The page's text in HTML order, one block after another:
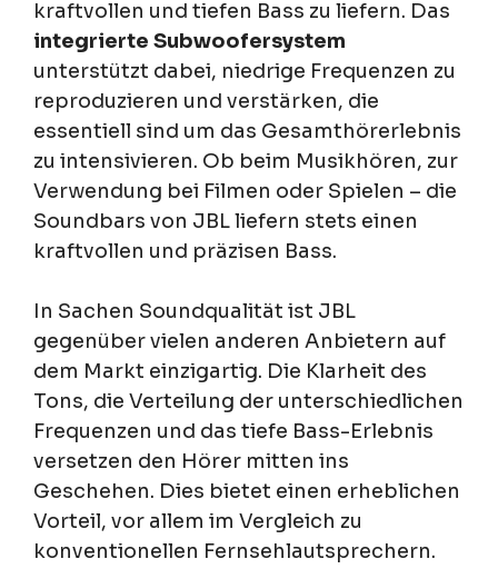
kraftvollen und tiefen Bass zu liefern. Das
integrierte Subwoofersystem
unterstützt dabei, niedrige Frequenzen zu
reproduzieren und verstärken, die
essentiell sind um das Gesamthörerlebnis
zu intensivieren. Ob beim Musikhören, zur
Verwendung bei Filmen oder Spielen – die
Soundbars von JBL liefern stets einen
kraftvollen und präzisen Bass.
In Sachen Soundqualität ist JBL
gegenüber vielen anderen Anbietern auf
dem Markt einzigartig. Die Klarheit des
Tons, die Verteilung der unterschiedlichen
Frequenzen und das tiefe Bass-Erlebnis
versetzen den Hörer mitten ins
Geschehen. Dies bietet einen erheblichen
Vorteil, vor allem im Vergleich zu
konventionellen Fernsehlautsprechern.